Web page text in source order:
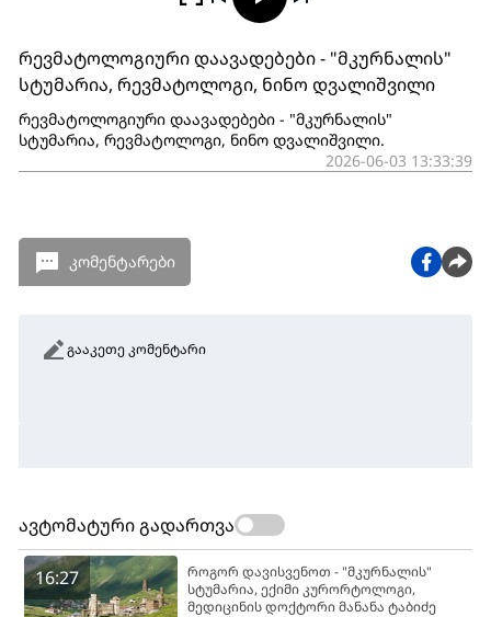
რევმატოლოგიური დაავადებები - "მკურნალის"
სტუმარია, რევმატოლოგი, ნინო დვალიშვილი
რევმატოლოგიური დაავადებები - "მკურნალის"
სტუმარია, რევმატოლოგი, ნინო დვალიშვილი.
2026-06-03 13:33:39
კომენტარები
გააკეთე კომენტარი
ავტომატური გადართვა
16:27
როგორ დავისვენოთ - "მკურნალის"
სტუმარია, ექიმი კურორტოლოგი,
მედიცინის დოქტორი მანანა ტაბიძე